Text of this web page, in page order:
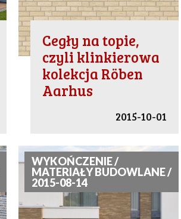
Cegły na topie,
czyli klinkierowa
kolekcja Röben
Aarhus
2015-10-01
WYKOŃCZENIE /
MATERIAŁY BUDOWLANE /
2015-08-14